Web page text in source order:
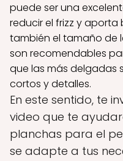
puede ser una
reducir el frizz y aporta
también el tamaño de
son recomendables
que las más delgadas
cortos y detalles.
En este sentido, te
video que te
planchas para el
se adapte a tus